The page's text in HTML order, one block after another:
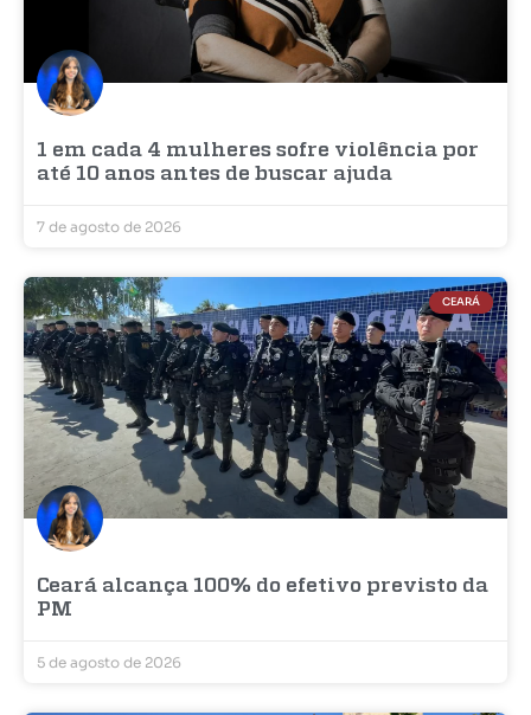
1 em cada 4 mulheres sofre violência por
até 10 anos antes de buscar ajuda
7 de agosto de 2026
CEARÁ
Ceará alcança 100% do efetivo previsto da
PM
5 de agosto de 2026